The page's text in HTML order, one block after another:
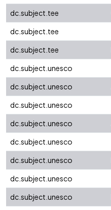
dc.subject.tee
dc.subject.tee
dc.subject.tee
dc.subject.unesco
dc.subject.unesco
dc.subject.unesco
dc.subject.unesco
dc.subject.unesco
dc.subject.unesco
dc.subject.unesco
dc.subject.unesco